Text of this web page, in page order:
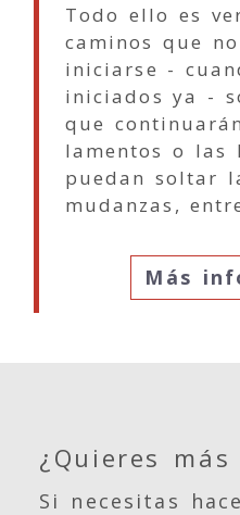
Todo ello es
caminos que
iniciarse -
iniciados ya -
que
lamentos o las
puedan soltar
mudanzas,
Más
¿Quieres
Si necesitas